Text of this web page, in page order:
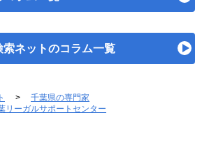
ネットのコラム一覧
千葉県の専門家
リーガルサポートセンター